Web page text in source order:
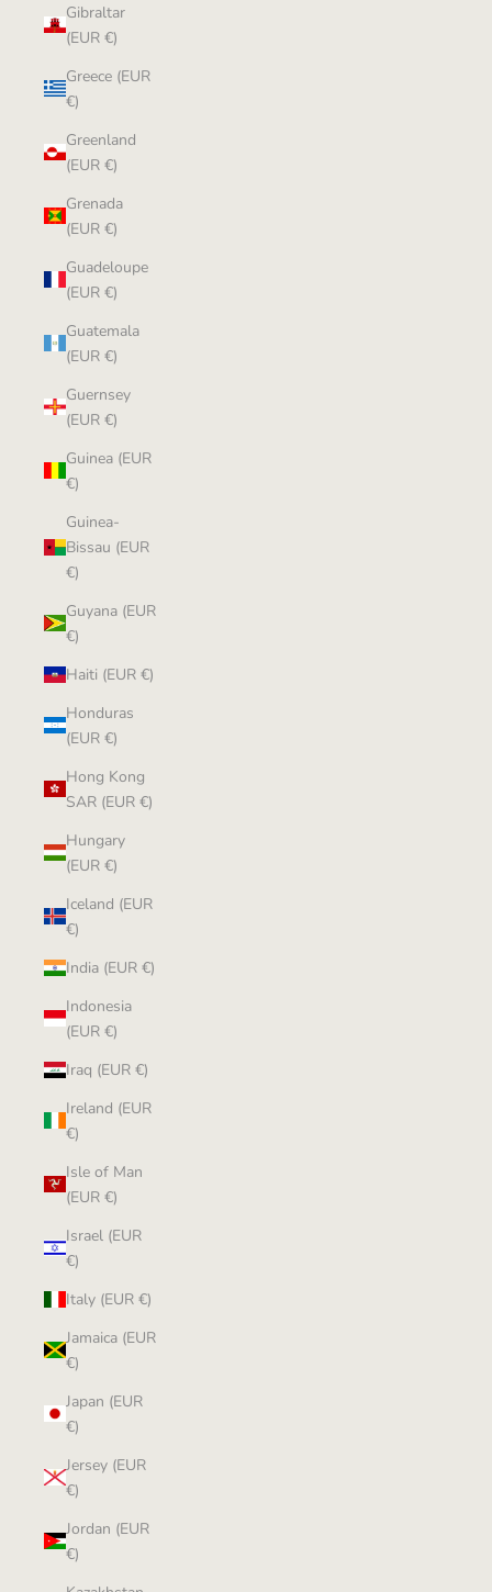
Gibraltar
(EUR €)
Greece (EUR
€)
Greenland
(EUR €)
Grenada
(EUR €)
Guadeloupe
(EUR €)
Guatemala
(EUR €)
Guernsey
(EUR €)
Guinea (EUR
€)
Guinea-
Bissau (EUR
€)
Guyana (EUR
€)
Haiti (EUR €)
Honduras
(EUR €)
Hong Kong
SAR (EUR €)
Hungary
(EUR €)
Iceland (EUR
€)
India (EUR €)
Indonesia
(EUR €)
Iraq (EUR €)
Ireland (EUR
€)
Isle of Man
(EUR €)
Israel (EUR
€)
Italy (EUR €)
Jamaica (EUR
€)
Japan (EUR
€)
Jersey (EUR
€)
Jordan (EUR
€)